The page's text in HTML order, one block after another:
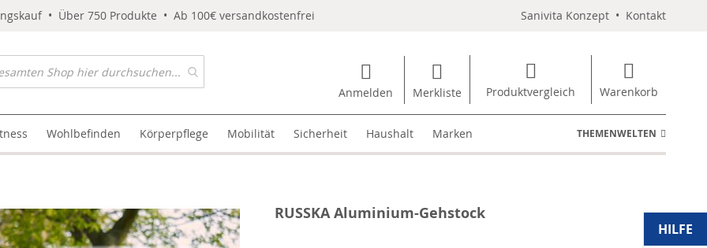
• Über 750 Produkte • Ab 100€ versandkostenfrei Sanivita Konzept • Kontakt
Anmelden Merkliste Produktvergleich Warenkorb
Wohlbefinden Körperpflege Mobilität Sicherheit Haushalt Marken THEMENWELTEN
RUSSKA Aluminium-Gehstock
HILFE